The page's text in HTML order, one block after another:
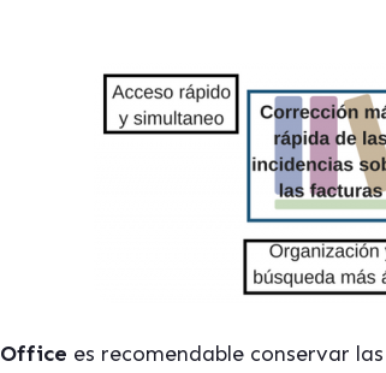
es recomendable conservar